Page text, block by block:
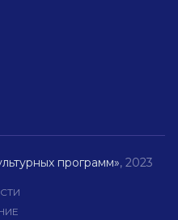
программ», 2023